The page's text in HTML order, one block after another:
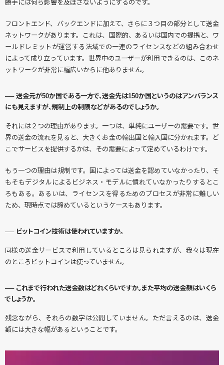
勝手には何ら影響を及ぼさないようにするのです。
フロントエンド、バックエンドに加えて、さらに３つ目の部分として送金
ネットワークがあります。これは、国際的、あるいは国内での提携と、ワ
ールドレミットが運営する法域での一連のライセンスなどの組み合わせ
によって成り立っています。世界中のユーザーが利用できるのは、このネ
ットワークが非常に幅広いからに他ありません。
── 送金元が50か国である一方で、送金先は150か国というのはアンバランス
にも見えますが、規制上の制限などがあるのでしょうか。
それには２つの理由があります。一つは、単純にユーザーの需要です。世
界の送金の流れを見ると、大きくお金の輸出国と輸入国に分かれます。ど
こでサービスを提供するかは、その需要によって定めているわけです。
もう一つの理由は規制です。国によっては送金を認めていなかったり、そ
もそもデジタルによるビジネス・モデルに慣れていなかったりするとこ
ろもある。あるいは、ライセンスを得るためのプロセスが非常に難しい
ため、現時点では諦めているというケースもあります。
── ビットコイン技術は使われていますか。
同様の送金サービスで利用しているところは見られますが、我々は現在
のところビットコインは使っていません。
── これまで行われた送金数はどれくらいですか。また平均の送金額はいくら
でしょうか。
残念ながら、それらの数字は公開していません。ただ言えるのは、送金
額には大きな幅があるということです。